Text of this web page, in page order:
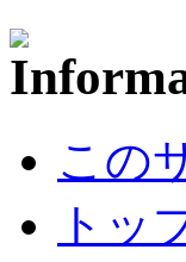
この
トッ